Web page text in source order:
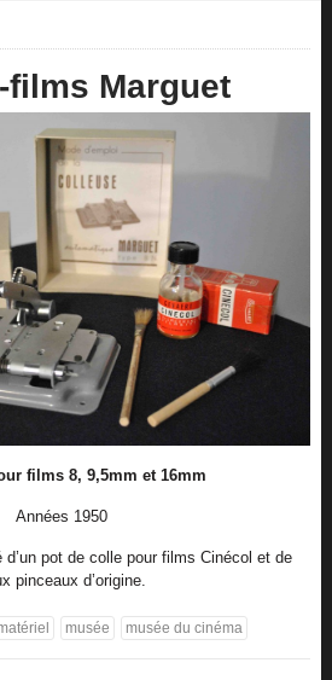
Marguet
films 8, 9,5mm et 16mm
Années 1950
pot de colle pour films Cinécol et de
pinceaux d’origine.
musée musée du cinéma